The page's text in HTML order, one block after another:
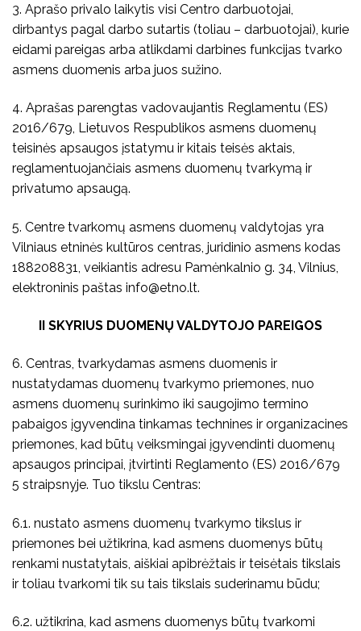
3. Aprašo privalo laikytis visi Centro darbuotojai,
dirbantys pagal darbo sutartis (toliau – darbuotojai), kurie
eidami pareigas arba atlikdami darbines funkcijas tvarko
asmens duomenis arba juos sužino.
4. Aprašas parengtas vadovaujantis Reglamentu (ES)
2016/679, Lietuvos Respublikos asmens duomenų
teisinės apsaugos įstatymu ir kitais teisės aktais,
reglamentuojančiais asmens duomenų tvarkymą ir
privatumo apsaugą.
5. Centre tvarkomų asmens duomenų valdytojas yra
Vilniaus etninės kultūros centras, juridinio asmens kodas
188208831, veikiantis adresu Pamėnkalnio g. 34, Vilnius,
elektroninis paštas info@etno.lt.
II SKYRIUS DUOMENŲ VALDYTOJO PAREIGOS
6. Centras, tvarkydamas asmens duomenis ir
nustatydamas duomenų tvarkymo priemones, nuo
asmens duomenų surinkimo iki saugojimo termino
pabaigos įgyvendina tinkamas technines ir organizacines
priemones, kad būtų veiksmingai įgyvendinti duomenų
apsaugos principai, įtvirtinti Reglamento (ES) 2016/679
5 straipsnyje. Tuo tikslu Centras:
6.1. nustato asmens duomenų tvarkymo tikslus ir
priemones bei užtikrina, kad asmens duomenys būtų
renkami nustatytais, aiškiai apibrėžtais ir teisėtais tikslais
ir toliau tvarkomi tik su tais tikslais suderinamu būdu;
6.2. užtikrina, kad asmens duomenys būtų tvarkomi